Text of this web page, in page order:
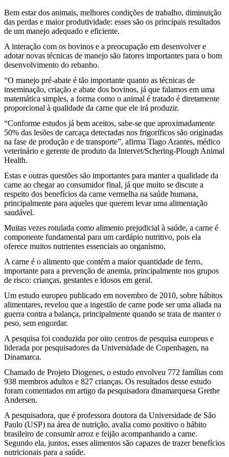
Bem estar dos animais, melhores condições de trabalho, diminuição
das perdas e maior produtividade: esses são os principais resultados
de um manejo adequado e eficiente.
A interação com os bovinos e a preocupação em desenvolver e
adotar novas técnicas de manejo são fatores importantes para o bom
desenvolvimento do rebanho.
“O manejo pré-abate é tão importante quanto as técnicas de
inseminação, criação e abate dos bovinos, já que falamos em uma
matemática simples, a forma como o animal é tratado é diretamente
proporcional à qualidade da carne que ele irá produzir.
“Conforme estudos já bem aceitos, sabe-se que aproximadamente
50% das lesões de carcaça detectadas nos frigoríficos são originadas
na fase de produção e de transporte”, afirma Tiago Arantes, médico
veterinário e gerente de produto da Intervet/Schering-Plough Animal
Health.
Estas e outras questões são importantes para manter a qualidade da
carne ao chegar ao consumidor final, já que muito se discute a
respeito dos benefícios da carne vermelha na saúde humana,
principalmente para aqueles que querem levar uma alimentação
saudável.
Muitas vezes rotulada como alimento prejudicial à saúde, a carne é
componente fundamental para um cardápio nutritivo, pois ela
oferece muitos nutrientes essenciais ao organismo.
A carne é o alimento que contém a maior quantidade de ferro,
importante para a prevenção de anemia, principalmente nos grupos
de risco: crianças, gestantes e idosos em geral.
Um estudo europeu publicado em novembro de 2010, sobre hábitos
alimentares, revelou que a ingestão de carne pode ser uma aliada na
guerra contra a balança, principalmente quando se trata de manter o
peso, sem engordar.
A pesquisa foi conduzida por oito centros de pesquisa europeus e
liderada por pesquisadores da Universidade de Copenhagen, na
Dinamarca.
Chamado de Projeto Diogenes, o estudo envolveu 772 famílias com
938 membros adultos e 827 crianças. Os resultados desse estudo
foram comentados em artigo da pesquisadora dinamarquesa Grethe
Andersen.
A pesquisadora, que é professora doutora da Universidade de São
Paulo (USP) na área de nutrição, avalia como positivo o hábito
brasileiro de consumir arroz e feijão acompanhando a carne.
Segundo ela, juntos, esses alimentos são capazes de trazer benefícios
nutricionais para a saúde.